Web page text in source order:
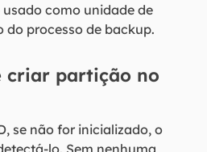
como unidade de
do processo de backup.
criar partição no
se não for inicializado, o